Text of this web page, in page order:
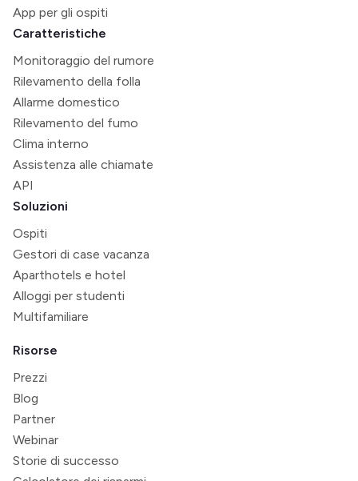
App per gli ospiti
Caratteristiche
Monitoraggio del rumore
Rilevamento della folla
Allarme domestico
Rilevamento del fumo
Clima interno
Assistenza alle chiamate
API
Soluzioni
Ospiti
Gestori di case vacanza
Aparthotels e hotel
Alloggi per studenti
Multifamiliare
Risorse
Prezzi
Blog
Partner
Webinar
Storie di successo